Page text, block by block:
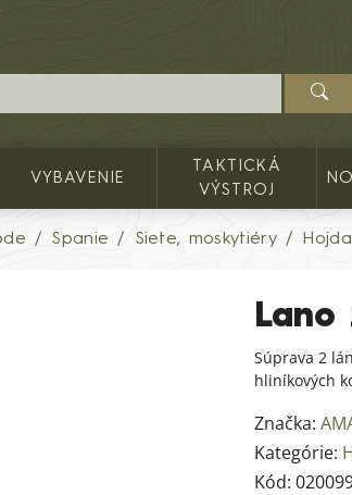
VYBAVENIE
TAKTICKÁ
VÝSTROJ
Spanie Siete, moskytiéry
Súprava 2
hliníkových
Značka:
Kategórie:
Kód: